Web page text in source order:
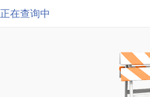
正在查询中